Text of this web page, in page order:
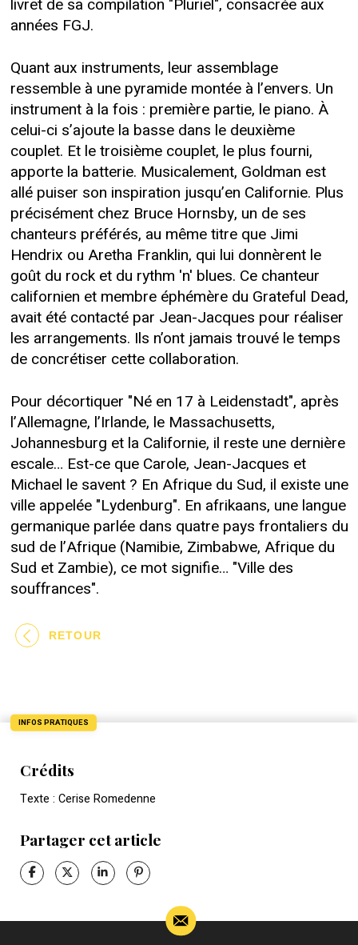
livret de sa compilation "Pluriel", consacrée aux
années FGJ.
Quant aux instruments, leur assemblage
ressemble à une pyramide montée à l’envers. Un
instrument à la fois : première partie, le piano. À
celui-ci s’ajoute la basse dans le deuxième
couplet. Et le troisième couplet, le plus fourni,
apporte la batterie. Musicalement, Goldman est
allé puiser son inspiration jusqu’en Californie. Plus
précisément chez Bruce Hornsby, un de ses
chanteurs préférés, au même titre que Jimi
Hendrix ou Aretha Franklin, qui lui donnèrent le
goût du rock et du rythm 'n' blues. Ce chanteur
californien et membre éphémère du Grateful Dead,
avait été contacté par Jean-Jacques pour réaliser
les arrangements. Ils n’ont jamais trouvé le temps
de concrétiser cette collaboration.
Pour décortiquer "Né en 17 à Leidenstadt", après
l’Allemagne, l’Irlande, le Massachusetts,
Johannesburg et la Californie, il reste une dernière
escale… Est-ce que Carole, Jean-Jacques et
Michael le savent ? En Afrique du Sud, il existe une
ville appelée "Lydenburg". En afrikaans, une langue
germanique parlée dans quatre pays frontaliers du
sud de l’Afrique (Namibie, Zimbabwe, Afrique du
Sud et Zambie), ce mot signifie… "Ville des
souffrances".
RETOUR
INFOS PRATIQUES
Crédits
Texte : Cerise Romedenne
Partager cet article